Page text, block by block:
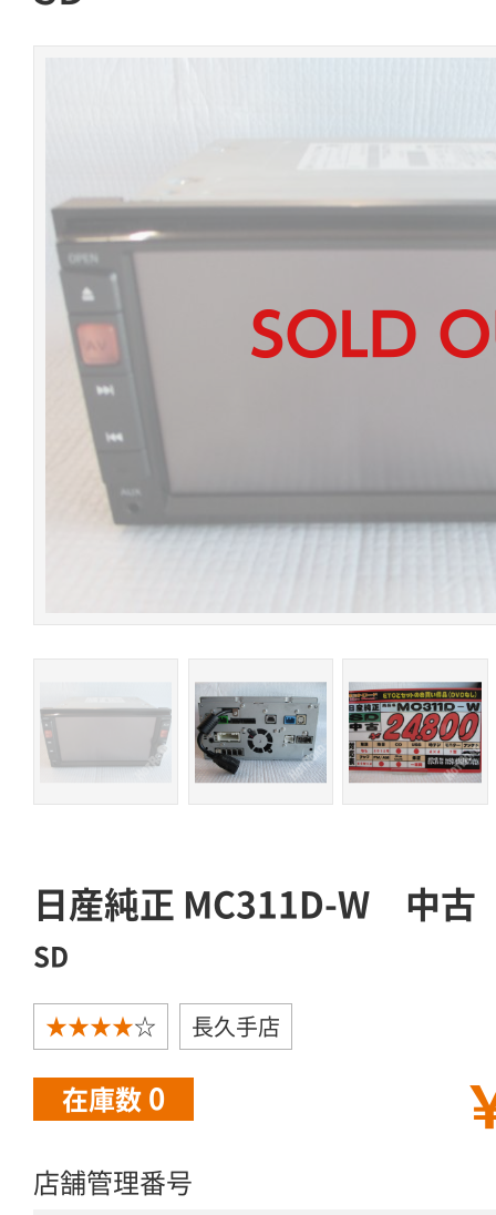
日産純正 MC311D-W 中古
SD
★★★★☆ 長久手店
在庫数 0
店舗管理番号